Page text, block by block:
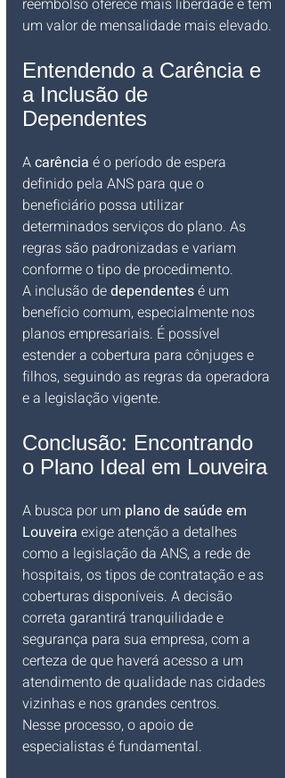
reembolso oferece mais liberdade e tem
um valor de mensalidade mais elevado.
Entendendo a Carência e
a Inclusão de
Dependentes
A carência é o período de espera
definido pela ANS para que o
beneficiário possa utilizar
determinados serviços do plano. As
regras são padronizadas e variam
conforme o tipo de procedimento.
A inclusão de dependentes é um
benefício comum, especialmente nos
planos empresariais. É possível
estender a cobertura para cônjuges e
filhos, seguindo as regras da operadora
e a legislação vigente.
Conclusão: Encontrando
o Plano Ideal em Louveira
A busca por um plano de saúde em
Louveira exige atenção a detalhes
como a legislação da ANS, a rede de
hospitais, os tipos de contratação e as
coberturas disponíveis. A decisão
correta garantirá tranquilidade e
segurança para sua empresa, com a
certeza de que haverá acesso a um
atendimento de qualidade nas cidades
vizinhas e nos grandes centros.
Nesse processo, o apoio de
especialistas é fundamental.